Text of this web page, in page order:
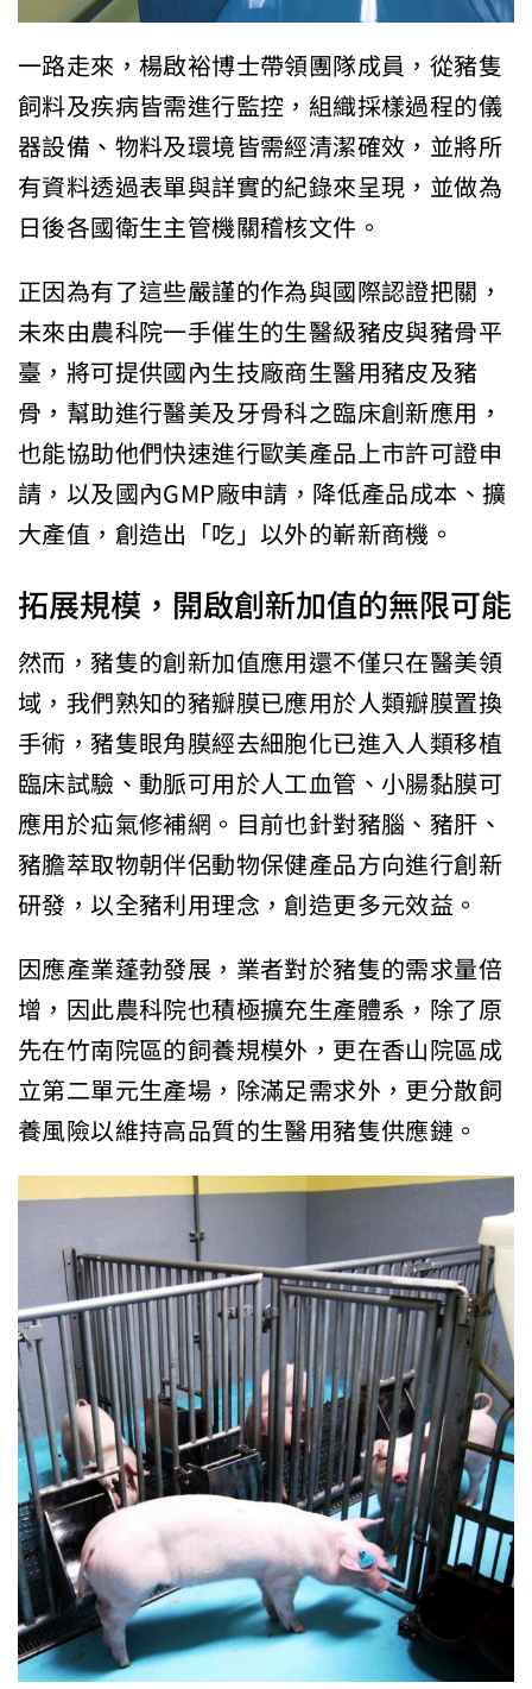
一路走來，楊啟裕博士帶領團隊成員，從豬隻
飼料及疾病皆需進行監控，組織採樣過程的儀
器設備、物料及環境皆需經清潔確效，並將所
有資料透過表單與詳實的紀錄來呈現，並做為
日後各國衛生主管機關稽核文件。
正因為有了這些嚴謹的作為與國際認證把關，
未來由農科院一手催生的生醫級豬皮與豬骨平
臺，將可提供國內生技廠商生醫用豬皮及豬
骨，幫助進行醫美及牙骨科之臨床創新應用，
也能協助他們快速進行歐美產品上市許可證申
請，以及國內GMP廠申請，降低產品成本、擴
大產值，創造出「吃」以外的嶄新商機。
拓展規模，開啟創新加值的無限可能
然而，豬隻的創新加值應用還不僅只在醫美領
域，我們熟知的豬瓣膜已應用於人類瓣膜置換
手術，豬隻眼角膜經去細胞化已進入人類移植
臨床試驗、動脈可用於人工血管、小腸黏膜可
應用於疝氣修補網。目前也針對豬腦、豬肝、
豬膽萃取物朝伴侶動物保健產品方向進行創新
研發，以全豬利用理念，創造更多元效益。
因應產業蓬勃發展，業者對於豬隻的需求量倍
增，因此農科院也積極擴充生產體系，除了原
先在竹南院區的飼養規模外，更在香山院區成
立第二單元生產場，除滿足需求外，更分散飼
養風險以維持高品質的生醫用豬隻供應鏈。